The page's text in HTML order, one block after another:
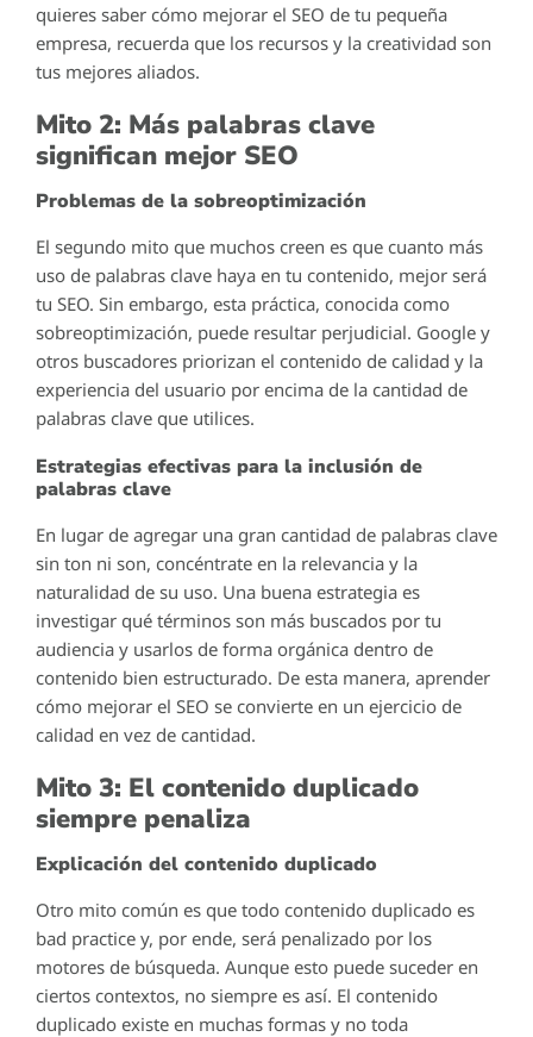
quieres saber cómo mejorar el SEO de tu pequeña
empresa, recuerda que los recursos y la creatividad son
tus mejores aliados.
Mito 2: Más palabras clave
significan mejor SEO
Problemas de la sobreoptimización
El segundo mito que muchos creen es que cuanto más
uso de palabras clave haya en tu contenido, mejor será
tu SEO. Sin embargo, esta práctica, conocida como
sobreoptimización, puede resultar perjudicial. Google y
otros buscadores priorizan el contenido de calidad y la
experiencia del usuario por encima de la cantidad de
palabras clave que utilices.
Estrategias efectivas para la inclusión de
palabras clave
En lugar de agregar una gran cantidad de palabras clave
sin ton ni son, concéntrate en la relevancia y la
naturalidad de su uso. Una buena estrategia es
investigar qué términos son más buscados por tu
audiencia y usarlos de forma orgánica dentro de
contenido bien estructurado. De esta manera, aprender
cómo mejorar el SEO se convierte en un ejercicio de
calidad en vez de cantidad.
Mito 3: El contenido duplicado
siempre penaliza
Explicación del contenido duplicado
Otro mito común es que todo contenido duplicado es
bad practice y, por ende, será penalizado por los
motores de búsqueda. Aunque esto puede suceder en
ciertos contextos, no siempre es así. El contenido
duplicado existe en muchas formas y no toda